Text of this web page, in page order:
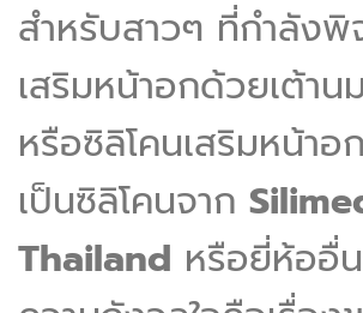
สำหรับสาวๆ ที่กำลังพิ
เสริมหน้าอกด้วยเต้าน
หรือซิลิโคนเสริมหน้าอ
เป็นซิลิโคนจาก
Thailand หรือยี่ห้ออื่